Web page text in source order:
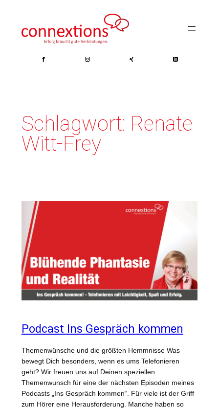
springen
Schlagwort: Renate
Witt-Frey
Podcast Ins Gespräch kommen
Themenwünsche und die größten Hemmnisse Was
bewegt Dich besonders, wenn es ums Telefonieren
geht? Wir freuen uns auf Deinen speziellen
Themenwunsch für eine der nächsten Episoden meines
Podcasts „Ins Gespräch kommen“. Für viele ist der Griff
zum Hörer eine Herausforderung. Manche haben so